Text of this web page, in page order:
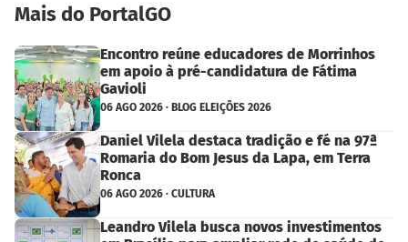
Mais do PortalGO
Encontro reúne educadores de Morrinhos
em apoio à pré-candidatura de Fátima
Gavioli
06 AGO 2026 · BLOG ELEIÇÕES 2026
Daniel Vilela destaca tradição e fé na 97ª
Romaria do Bom Jesus da Lapa, em Terra
Ronca
06 AGO 2026 · CULTURA
Leandro Vilela busca novos investimentos